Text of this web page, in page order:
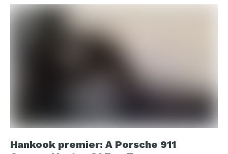
Hankook premier: A Porsche 911